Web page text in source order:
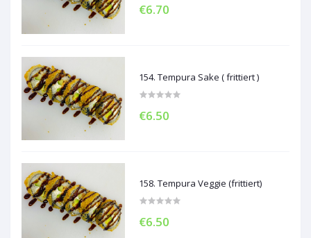
€6.70
154. Tempura Sake ( frittiert )
€6.50
158. Tempura Veggie (frittiert)
€6.50